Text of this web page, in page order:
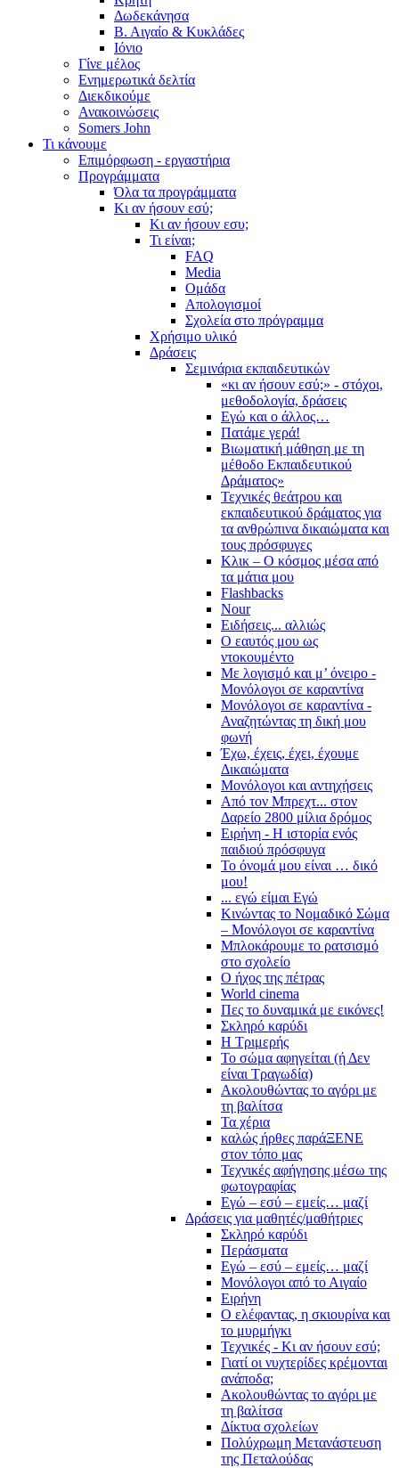
Δωδεκάνησα
Β. Αιγαίο & Κυκλάδες
Ιόνιο
Γίνε μέλος
Ενημερωτικά δελτία
Διεκδικούμε
Ανακοινώσεις
Somers John
Τι κάνουμε
Επιμόρφωση - εργαστήρια
Προγράμματα
Όλα τα προγράμματα
Κι αν ήσουν εσύ;
Κι αν ήσουν εσυ;
Τι είναι;
FAQ
Media
Ομάδα
Απολογισμοί
Σχολεία στο πρόγραμμα
Χρήσιμο υλικό
Δράσεις
Σεμινάρια εκπαιδευτικών
«κι αν ήσουν εσύ;» - στόχοι,
μεθοδολογία, δράσεις
Εγώ και ο άλλος…
Πατάμε γερά!
Βιωματική μάθηση με τη
μέθοδο Εκπαιδευτικού
Δράματος»
Τεχνικές θεάτρου και
εκπαιδευτικού δράματος για
τα ανθρώπινα δικαιώματα και
τους πρόσφυγες
Κλικ – Ο κόσμος μέσα από
τα μάτια μου
Flashbacks
Nour
Ειδήσεις... αλλιώς
Ο εαυτός μου ως
ντοκουμέντο
Με λογισμό και μ’ όνειρο -
Μονόλογοι σε καραντίνα
Μονόλογοι σε καραντίνα -
Αναζητώντας τη δική μου
φωνή
Έχω, έχεις, έχει, έχουμε
Δικαιώματα
Μονόλογοι και αντηχήσεις
Από τον Μπρεχτ... στον
Δαρείο 2800 μίλια δρόμος
Ειρήνη - Η ιστορία ενός
παιδιού πρόσφυγα
Το όνομά μου είναι … δικό
μου!
... εγώ είμαι Εγώ
Κινώντας το Νομαδικό Σώμα
– Μονόλογοι σε καραντίνα
Μπλοκάρουμε το ρατσισμό
στο σχολείο
Ο ήχος της πέτρας
World cinema
Πες το δυναμικά με εικόνες!
Σκληρό καρύδι
Η Τριμερής
Το σώμα αφηγείται (ή Δεν
είναι Τραγωδία)
Ακολουθώντας το αγόρι με
τη βαλίτσα
Τα χέρια
καλώς ήρθες παράΞΕΝΕ
στον τόπο μας
Τεχνικές αφήγησης μέσω της
φωτογραφίας
Εγώ – εσύ – εμείς… μαζί
Δράσεις για μαθητές/μαθήτριες
Σκληρό καρύδι
Περάσματα
Εγώ – εσύ – εμείς… μαζί
Μονόλογοι από το Αιγαίο
Ειρήνη
Ο ελέφαντας, η σκιουρίνα και
το μυρμήγκι
Τεχνικές - Κι αν ήσουν εσύ;
Γιατί οι νυχτερίδες κρέμονται
ανάποδα;
Ακολουθώντας το αγόρι με
τη βαλίτσα
Δίκτυα σχολείων
Πολύχρωμη Μετανάστευση
της Πεταλούδας